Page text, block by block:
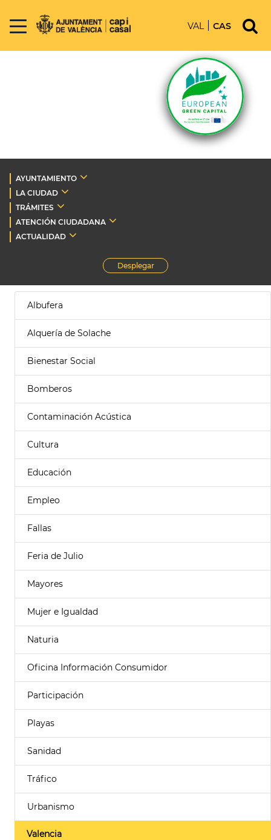
VAL CAS
AYUNTAMIENTO
LA CIUDAD
TRÁMITES
ATENCIÓN CIUDADANA
ACTUALIDAD
Desplegar
Albufera
Alquería de Solache
Bienestar Social
Bomberos
Contaminación Acústica
Cultura
Educación
Empleo
Fallas
Feria de Julio
Mayores
Mujer e Igualdad
Naturia
Oficina Información Consumidor
Participación
Playas
Sanidad
Tráfico
Urbanismo
Valencia